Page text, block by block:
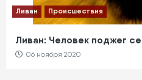
Политика
Как изменяется
Востоке
Ливан Происшествия
Ливан: Человек поджег
06 ноября 2020